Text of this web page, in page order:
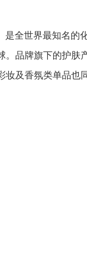
全世界最知名的
。品牌旗下的护
及香氛类单品也